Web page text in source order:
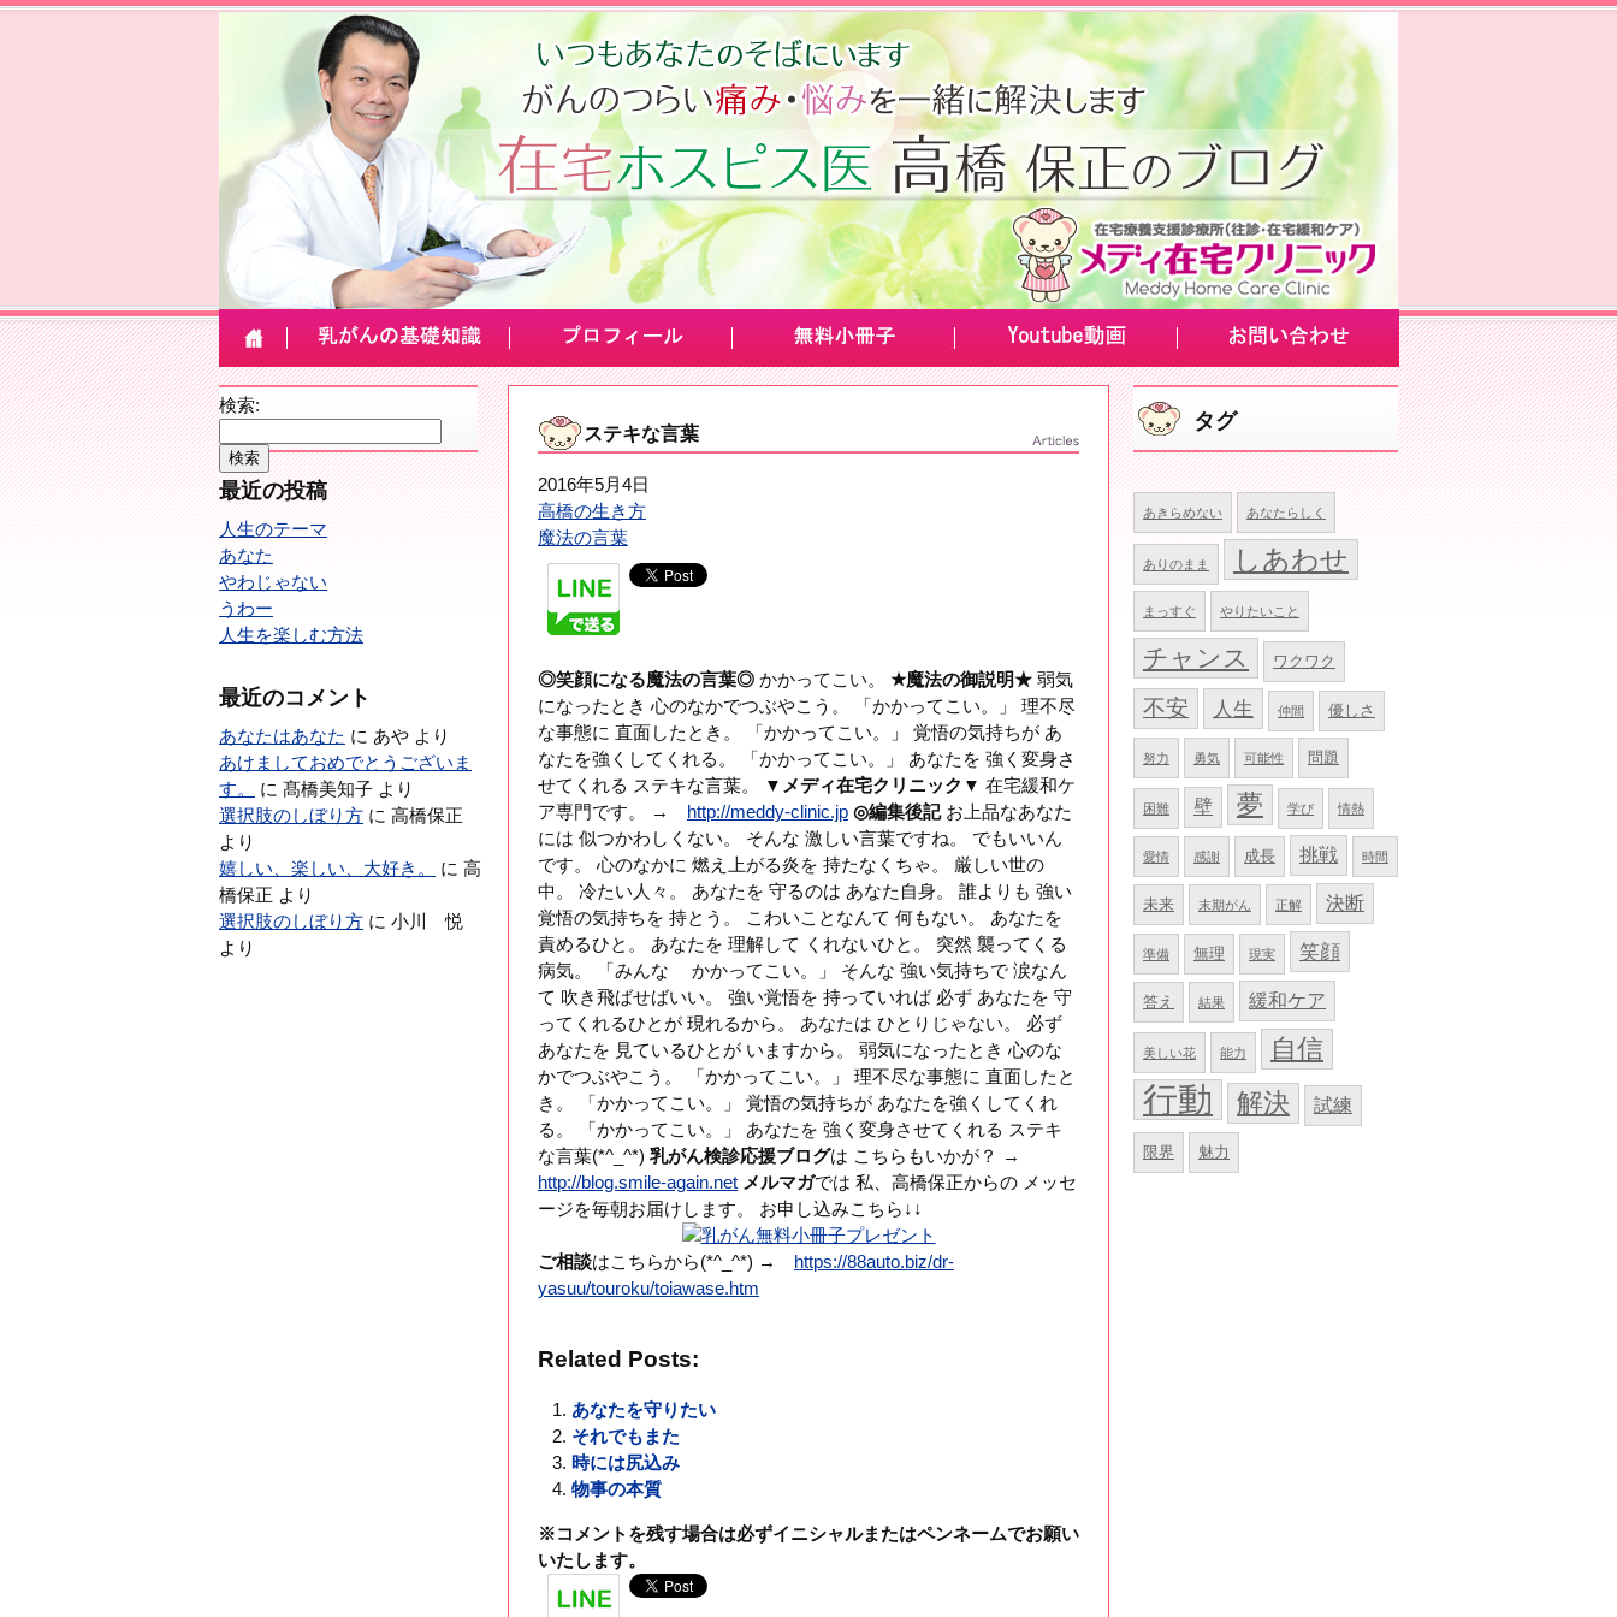
検索:
最近の投稿
人生のテーマ
あなた
やわじゃない
うわー
人生を楽しむ方法
最近のコメント
あなたはあなた に あや より
あけましておめでとうございま
す。
に 髙橋美知子 より
選択肢のしぼり方 に 高橋保正
より
嬉しい、楽しい、大好き。
に 高
橋保正 より
選択肢のしぼり方 に 小川 悦
より
タグ
あきらめない あなたらしく
ありのまま しあわせ
まっすぐ やりたいこと
チャンス ワクワク
不安 人生 仲間 優しさ
努力 勇気 可能性 問題
困難 壁 夢 学び 情熱
愛情 感謝 成長 挑戦 時間
未来 末期がん 正解 決断
準備 無理 現実 笑顔
答え 結果 緩和ケア
美しい花 能力 自信
行動 解決 試練
限界 魅力
ステキな言葉
2016年5月4日
高橋の生き方
魔法の言葉
◎笑顔になる魔法の言葉◎ かかってこい。 ★魔法の御説明★ 弱気
になったとき 心のなかでつぶやこう。 「かかってこい。」 理不尽
な事態に 直面したとき。 「かかってこい。」 覚悟の気持ちが あ
なたを強くしてくれる。 「かかってこい。」 あなたを 強く変身さ
せてくれる ステキな言葉。
▼メディ在宅クリニック▼ 在宅緩和ケ
ア専門です。 → http://meddy-clinic.jp ◎編集後記お上品なあなた
には 似つかわしくない。 そんな 激しい言葉ですね。 でもいいん
です。 心のなかに 燃え上がる炎を 持たなくちゃ。 厳しい世の
中。 冷たい人々。 あなたを 守るのは あなた自身。 誰よりも 強い
覚悟の気持ちを 持とう。 こわいことなんて 何もない。 あなたを
責めるひと。 あなたを 理解して くれないひと。 突然 襲ってくる
病気。 「みんな かかってこい。」 そんな 強い気持ちで 涙なん
て 吹き飛ばせばいい。 強い覚悟を 持っていれば 必ず あなたを 守
ってくれるひとが 現れるから。 あなたは ひとりじゃない。 必ず
あなたを 見ているひとが いますから。 弱気になったとき 心のな
かでつぶやこう。 「かかってこい。」 理不尽な事態に 直面したと
き。 「かかってこい。」 覚悟の気持ちが あなたを強くしてくれ
る。 「かかってこい。」 あなたを 強く変身させてくれる ステキ
な言葉(*^_^*) 乳がん検診応援ブログは こちらもいかが？ →
http://blog.smile-again.net メルマガでは 私、高橋保正からの メッセ
ージを毎朝お届けします。 お申し込みこちら↓↓
ご相談はこちらから(*^_^*) → https://88auto.biz/dr-
yasuu/touroku/toiawase.htm
Related Posts:
あなたを守りたい
それでもまた
時には尻込み
物事の本質
※コメントを残す場合は必ずイニシャルまたはペンネームでお願い
いたします。